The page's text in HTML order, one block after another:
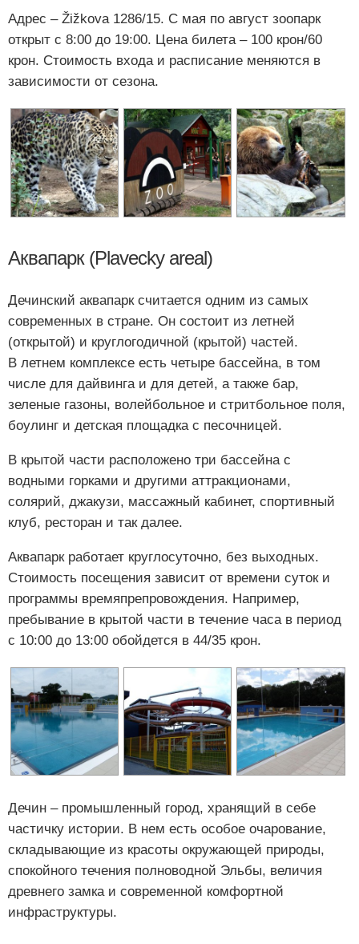
Адрес – Žižkova 1286/15. С мая по август зоопарк
открыт с 8:00 до 19:00. Цена билета – 100 крон/60
крон. Стоимость входа и расписание меняются в
зависимости от сезона.
Аквапарк (Plavecky areal)
Дечинский аквапарк считается одним из самых
современных в стране. Он состоит из летней
(открытой) и круглогодичной (крытой) частей.
В летнем комплексе есть четыре бассейна, в том
числе для дайвинга и для детей, а также бар,
зеленые газоны, волейбольное и стритбольное поля,
боулинг и детская площадка с песочницей.
В крытой части расположено три бассейна с
водными горками и другими аттракционами,
солярий, джакузи, массажный кабинет, спортивный
клуб, ресторан и так далее.
Аквапарк работает круглосуточно, без выходных.
Стоимость посещения зависит от времени суток и
программы времяпрепровождения. Например,
пребывание в крытой части в течение часа в период
с 10:00 до 13:00 обойдется в 44/35 крон.
Дечин – промышленный город, хранящий в себе
частичку истории. В нем есть особое очарование,
складывающие из красоты окружающей природы,
спокойного течения полноводной Эльбы, величия
древнего замка и современной комфортной
инфраструктуры.